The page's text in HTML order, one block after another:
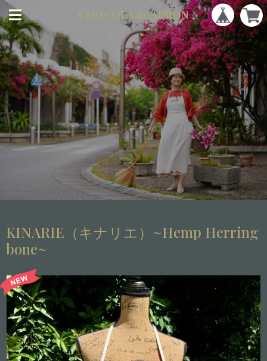
CHOCOLA de APRON
KINARIE（キナリエ）~Hemp Herring
bone~